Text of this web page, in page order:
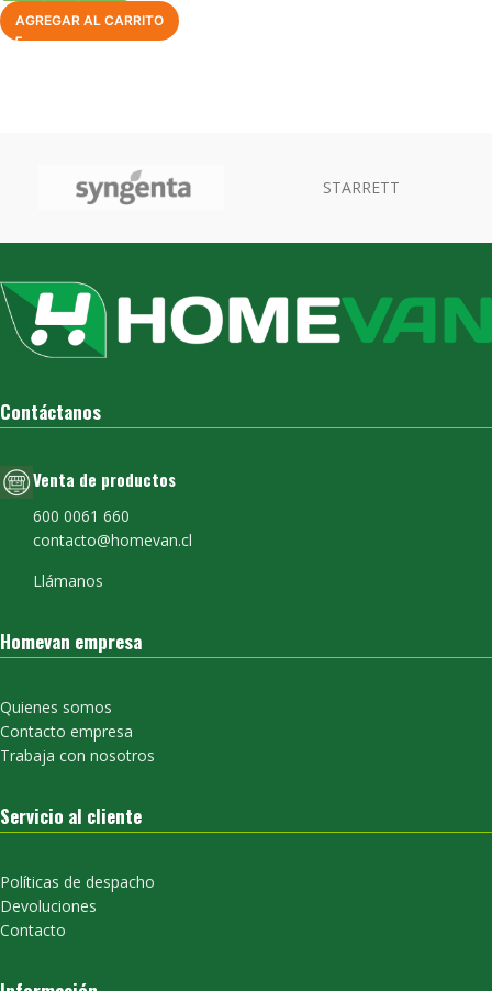
AGREGAR AL CARRITO
Contáctanos
Venta de productos
600 0061 660
contacto@homevan.cl
Llámanos
Homevan empresa
Quienes somos
Contacto empresa
Trabaja con nosotros
Servicio al cliente
Políticas de despacho
Devoluciones
Contacto